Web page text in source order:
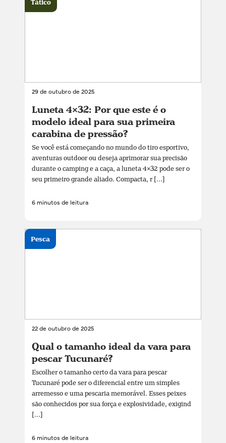
29 de outubro de 2025
Luneta 4×32: Por que este é o
modelo ideal para sua primeira
carabina de pressão?
Se você está começando no mundo do tiro esportivo,
aventuras outdoor ou deseja aprimorar sua precisão
durante o camping e a caça, a luneta 4×32 pode ser o
seu primeiro grande aliado. Compacta, r [...]
6 minutos de leitura
Tático
22 de outubro de 2025
Qual o tamanho ideal da vara para
pescar Tucunaré?
Escolher o tamanho certo da vara para pescar
Tucunaré pode ser o diferencial entre um simples
arremesso e uma pescaria memorável. Esses peixes
são conhecidos por sua força e explosividade, exigind
[...]
6 minutos de leitura
Pesca